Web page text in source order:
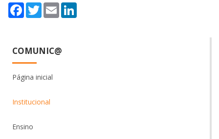
Facebook
TwitterEmail
COMUNIC@
Página inicial
Institucional
Ensino